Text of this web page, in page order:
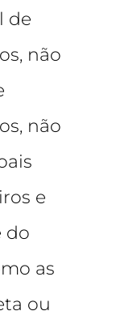
de
não
não
e
do
as
ou